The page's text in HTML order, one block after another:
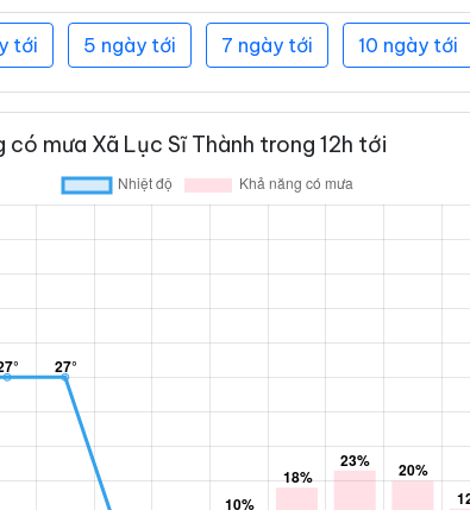
tới 5 ngày tới 7 ngày tới 10 ngày tới
mưa Xã Lục Sĩ Thành trong 12h tới